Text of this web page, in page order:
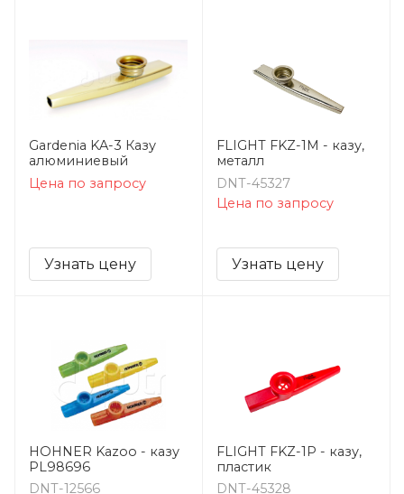
Gardenia KA-3 Казу
алюминиевый
Цена по запросу
Узнать цену
FLIGHT FKZ-1M - казу,
металл
DNT-45327
Цена по запросу
Узнать цену
HOHNER Kazoo - казу
PL98696
DNT-12566
FLIGHT FKZ-1P - казу,
пластик
DNT-45328